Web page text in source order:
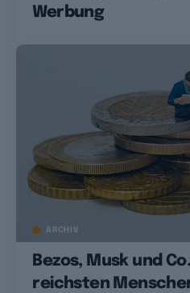
Werbung
ARCHIV
Bezos, Musk und
reichsten